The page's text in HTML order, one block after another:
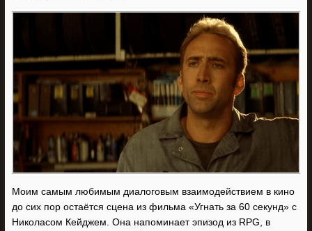
Моим самым любимым диалоговым взаимодействием в кино
до сих пор остаётся сцена из фильма «Угнать за 60 секунд» с
Николасом Кейджем. Она напоминает эпизод из RPG, в